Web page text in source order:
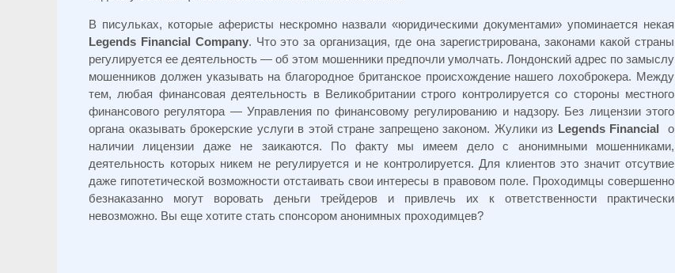
В писульках, которые аферисты нескромно назвали «юридическими документами» упоминается некая
Legends Financial Company. Что это за организация, где она зарегистрирована, законами какой страны
регулируется ее деятельность — об этом мошенники предпочли умолчать. Лондонский адрес по замыслу
мошенников должен указывать на благородное британское происхождение нашего лохоброкера. Между
тем, любая финансовая деятельность в Великобритании строго контролируется со стороны местного
финансового регулятора — Управления по финансовому регулированию и надзору. Без лицензии этого
органа оказывать брокерские услуги в этой стране запрещено законом. Жулики из Legends Financial о
наличии лицензии даже не заикаются. По факту мы имеем дело с анонимными мошенниками,
деятельность которых никем не регулируется и не контролируется. Для клиентов это значит отсутвие
даже гипотетической возможности отстаивать свои интересы в правовом поле. Проходимцы совершенно
безнаказанно могут воровать деньги трейдеров и привлечь их к ответственности практически
невозможно. Вы еще хотите стать спонсором анонимных проходимцев?